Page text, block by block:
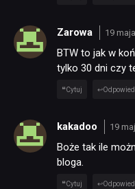
Zarowa 19
BTW to jak w
tylko 30 dni czy
Cytuj
kakadoo 19
Boże tak ile
bloga.
Cytuj